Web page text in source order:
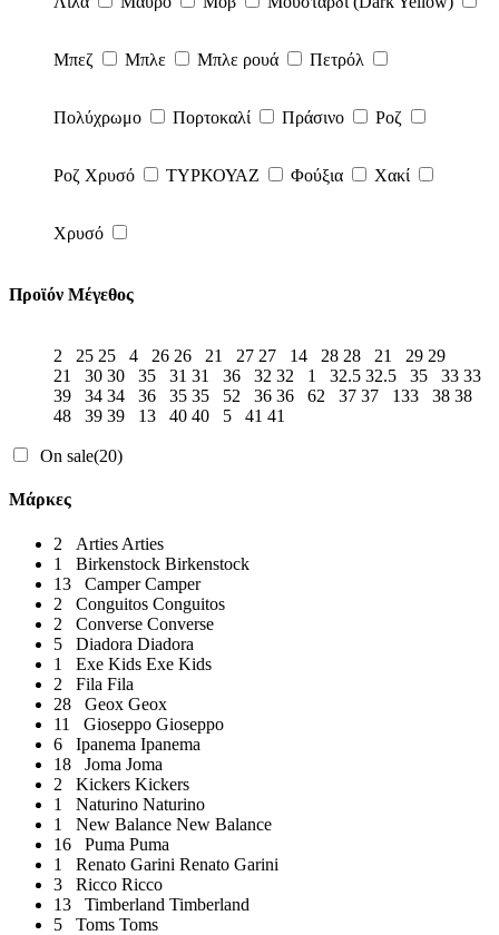
Μπεζ Μπλε Μπλε ρουά Πετρόλ
Πολύχρωμο Πορτοκαλί Πράσινο Ροζ
Ροζ Χρυσό ΤΥΡΚΟΥΑΖ Φούξια Χακί
Χρυσό
Προϊόν Μέγεθος
2 25 25 4 26 26 21 27 27 14 28 28 21 29 29
21
30 30 35 31 31 36 32 32 1 32.5 32.5 35 33 33
39
34 34 36 35 35 52 36 36 62 37 37 133 38 38
48
39 39 13 40 40 5 41 41
On sale(20)
Μάρκες
2 Arties Arties
1
Birkenstock Birkenstock
13
CamperCamper
2
Conguitos Conguitos
2
Converse Converse
5
Diadora Diadora
1
Exe Kids Exe Kids
2
Fila Fila
28
Geox Geox
11
Gioseppo Gioseppo
6
Ipanema Ipanema
18
Joma Joma
2
Kickers Kickers
1
Naturino Naturino
1
New Balance New Balance
16
Puma Puma
1
Renato Garini Renato Garini
3
Ricco Ricco
13
Timberland Timberland
5
Toms Toms